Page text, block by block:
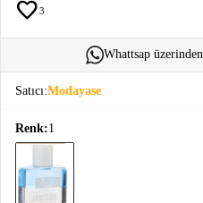
Ev
Giyim keyboard_arrow_down
favorite3
Whattsap
Satıcı:Modayase
Renk:1